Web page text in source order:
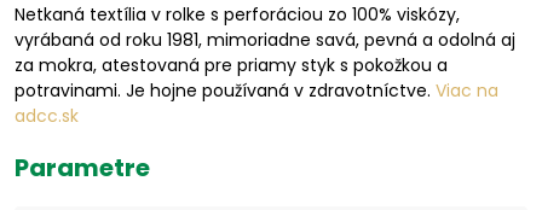
Netkaná textília v rolke s perforáciou zo 100% viskózy,
vyrábaná od roku 1981, mimoriadne savá, pevná a odolná aj
za mokra, atestovaná pre priamy styk s pokožkou a
potravinami. Je hojne používaná v zdravotníctve. Viac na
adcc.sk
Parametre